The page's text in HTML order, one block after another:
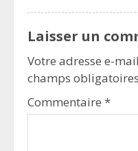
Laisser un
Votre adresse e-
champs
Commentaire *